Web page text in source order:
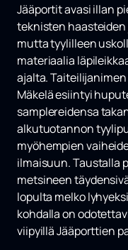
Jääportit avasi illan
teknisten
mutta tyylilleen
materiaalia
ajalta.
Mäkelä esiintyi
samplereidensa
alkutuotannon
myöhempien
ilmaisuun. Taustalla
metsineen
lopulta melko
kohdalla on
viipyillä Jääporttien